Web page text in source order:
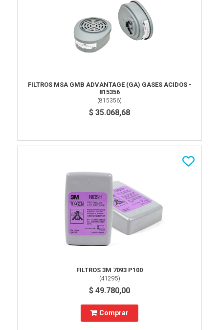
FILTROS MSA GMB ADVANTAGE (GA) GASES ACIDOS -
815356
(815356)
$ 35.068,68
FILTROS 3M 7093 P100
(41295)
$ 49.780,00
Comprar